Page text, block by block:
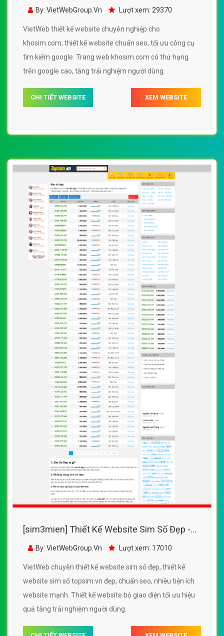
KhoSim.Com đẹp, chuyên nghiệp chuẩn SEO
By: VietWebGroup.Vn Lượt xem: 29370
VietWeb thiết kế website chuyên nghiệp cho
khosim.com, thiết kế website chuẩn seo, tối ưu công cụ
tìm kiếm google. Trang web khosim.com có thứ hạng
trên google cao, tăng trải nghiệm người dùng.
CHI TIẾT WEBSITE XEM WEBSITE
[sim3mien] Thiết Kế Website Sim Số Đẹp -
TopSim.Vn đẹp, chuyên nghiệp chuẩn SEO
By: VietWebGroup.Vn Lượt xem: 17010
VietWeb chuyên thiết kế website sim số đẹp, thiết kế
website sim số topsim.vn đẹp, chuẩn seo, nhiều tiện ích
website mạnh. Thiết kế website bộ giao diện tối ưu hiệu
quả tăng trải nghiệm người dùng.